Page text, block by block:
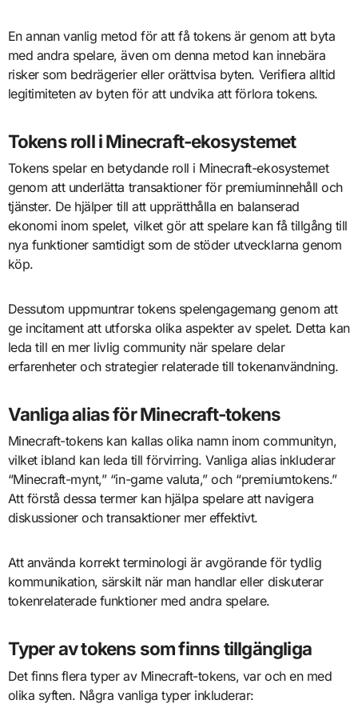
En annan vanlig metod för att få tokens är genom att byta
med andra spelare, även om denna metod kan innebära
risker som bedrägerier eller orättvisa byten. Verifiera alltid
legitimiteten av byten för att undvika att förlora tokens.
Tokens roll i Minecraft-ekosystemet
Tokens spelar en betydande roll i Minecraft-ekosystemet
genom att underlätta transaktioner för premiuminnehåll och
tjänster. De hjälper till att upprätthålla en balanserad
ekonomi inom spelet, vilket gör att spelare kan få tillgång till
nya funktioner samtidigt som de stöder utvecklarna genom
köp.
Dessutom uppmuntrar tokens spelengagemang genom att
ge incitament att utforska olika aspekter av spelet. Detta kan
leda till en mer livlig community när spelare delar
erfarenheter och strategier relaterade till tokenanvändning.
Vanliga alias för Minecraft-tokens
Minecraft-tokens kan kallas olika namn inom communityn,
vilket ibland kan leda till förvirring. Vanliga alias inkluderar
“Minecraft-mynt,” “in-game valuta,” och “premiumtokens.”
Att förstå dessa termer kan hjälpa spelare att navigera
diskussioner och transaktioner mer effektivt.
Att använda korrekt terminologi är avgörande för tydlig
kommunikation, särskilt när man handlar eller diskuterar
tokenrelaterade funktioner med andra spelare.
Typer av tokens som finns tillgängliga
Det finns flera typer av Minecraft-tokens, var och en med
olika syften. Några vanliga typer inkluderar: